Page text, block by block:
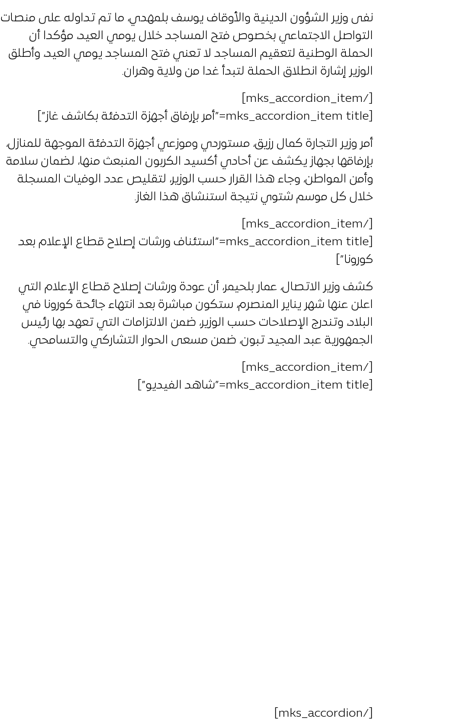
نفى وزير الشؤون الدينية والأوقاف يوسف بلمهدي، ما تم تداوله على منصات
التواصل الاجتماعي بخصوص فتح المساجد خلال يومي العيد، مؤكدا أن
الحملة الوطنية لتعقيم المساجد لا تعني فتح المساجد يومي العيد، وأطلق
الوزير إشارة انطلاق الحملة لتبدأ غدا من ولاية وهران.
[/mks_accordion_item]
أمر وزير التجارة كمال رزيق، مستوردي وموزعي أجهزة التدفئة الموجهة للمنازل،
بإرفاقها بجهاز يكشف عن أحادي أكسيد الكربون المنبعث منها، لضمان سلامة
وأمن المواطن، وجاء هذا القرار حسب الوزير، لتقليص عدد الوفيات المسجلة
خلال كل موسم شتوي نتيجة استنشاق هذا الغاز.
[/mks_accordion_item]
[mks_accordion_item title=”استئناف ورشات إصلاح قطاع الإعلام بعد
كورونا”]
كشف وزير الاتصال، عمار بلحيمر، أن عودة ورشات إصلاح قطاع الإعلام التي
اعلن عنها شهر يناير المنصرم، ستكون مباشرة بعد انتهاء جائحة كورونا في
البلاد، وتندرج الإصلاحات حسب الوزير، ضمن الالتزامات التي تعهد بها رئيس
الجمهورية عبد المجيد تبون، ضمن مسعى الحوار التشاركي والتسامحي.
[/mks_accordion_item]
[/mks_accordion]